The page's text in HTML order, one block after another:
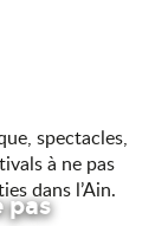
spectacles,
à ne pas
dans l’Ain.
pas